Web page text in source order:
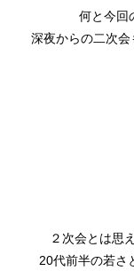
何と今回
深夜からの二次会
２次会とは思
20代前半の若さ